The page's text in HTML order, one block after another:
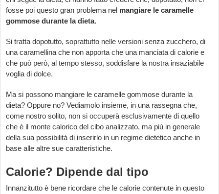
fosse poi questo gran problema nel mangiare le caramelle
gommose durante la dieta.
Si tratta dopotutto, soprattutto nelle versioni senza zucchero, di
una caramellina che non apporta che una manciata di calorie e
che può però, al tempo stesso, soddisfare la nostra insaziabile
voglia di dolce.
Ma si possono mangiare le caramelle gommose durante la
dieta? Oppure no? Vediamolo insieme, in una rassegna che,
come nostro solito, non si occuperà esclusivamente di quello
che è il monte calorico del cibo analizzato, ma più in generale
della sua possibilità di inserirlo in un regime dietetico anche in
base alle altre sue caratteristiche.
Calorie? Dipende dal tipo
Innanzitutto è bene ricordare che le calorie contenute in questo